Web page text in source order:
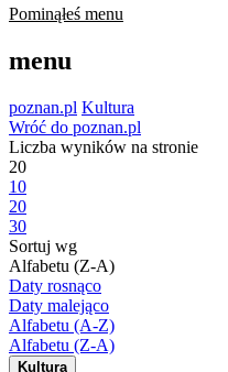
Pominąłeś menu
menu
poznan.pl Kultura
Wróć do poznan.pl
Liczba wyników na stronie
20
10
20
30
Sortuj wg
Alfabetu (Z-A)
Daty rosnąco
Daty malejąco
Alfabetu (A-Z)
Alfabetu (Z-A)
Kultura